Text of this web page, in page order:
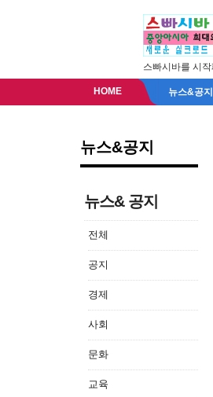
스빠시바를 시
HOME 뉴스&공지
뉴스&공지
뉴스& 공지
전체
공지
경제
사회
문화
교육